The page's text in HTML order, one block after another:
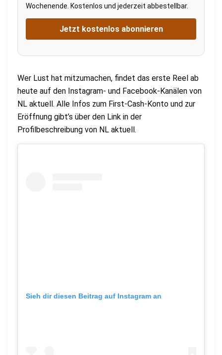
Wochenende. Kostenlos und jederzeit abbestellbar.
Jetzt kostenlos abonnieren
Wer Lust hat mitzumachen, findet das erste Reel ab
heute auf den Instagram- und Facebook-Kanälen von
NL aktuell. Alle Infos zum First-Cash-Konto und zur
Eröffnung gibt’s über den Link in der
Profilbeschreibung von NL aktuell.
Sieh dir diesen Beitrag auf Instagram an